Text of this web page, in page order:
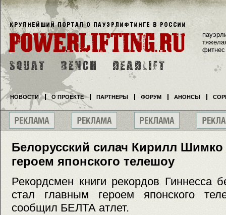
Белорусский силач Кирилл
героем японского телешоу
Рекордсмен книги рекордов Гиннесса
стал главным героем японского
сообщил БЕЛТА атлет.
фитнес
НОВОСТИ О ПРОЕКТЕ ПАРТНЕРЫ ФОРУМ АНОНСЫ